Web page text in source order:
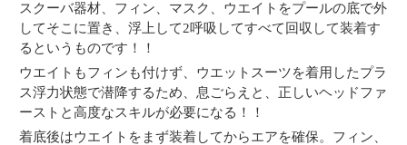
スクーバ器材、フィン、マスク、ウエイトをプールの底で外
してそこに置き、浮上して2呼吸してすべて回収して装着す
るというものです！！
ウエイトもフィンも付けず、ウエットスーツを着用したプラ
ス浮力状態で潜降するため、息ごらえと、正しいヘッドファ
ーストと高度なスキルが必要になる！！
着底後はウエイトをまず装着してからエアを確保。フィン、